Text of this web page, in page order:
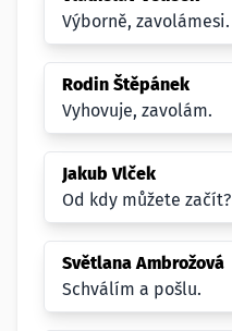
Výborně, zavolámesi.
Rodin Štěpánek
Vyhovuje, zavolám.
Jakub Vlček
Od kdy můžete začít?
Světlana Ambrožová
Schválím a pošlu.